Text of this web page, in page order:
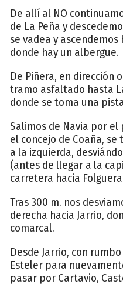
De allí al NO
de La Peña y
se vadea y
donde hay un albergue.
De Piñera, en dirección
tramo asfaltado hasta
donde se toma una
Salimos de Navia por el
el concejo de Coaña,
a la izquierda,
(antes de llegar a la
carretera hacia
Tras 300 m. nos
derecha hacia Jarrio,
comarcal.
Desde Jarrio, con
Esteler para
pasar por Cartavio,